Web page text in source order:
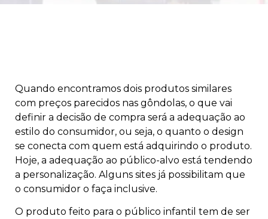
Quando encontramos dois produtos similares
com preços parecidos nas gôndolas, o que vai
definir a decisão de compra será a adequação ao
estilo do consumidor, ou seja, o quanto o design
se conecta com quem está adquirindo o produto.
Hoje, a adequação ao público-alvo está tendendo
a personalização. Alguns sites já possibilitam que
o consumidor o faça inclusive.
O produto feito para o público infantil tem de ser